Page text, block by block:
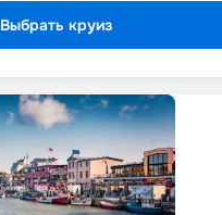
Выбрать круиз